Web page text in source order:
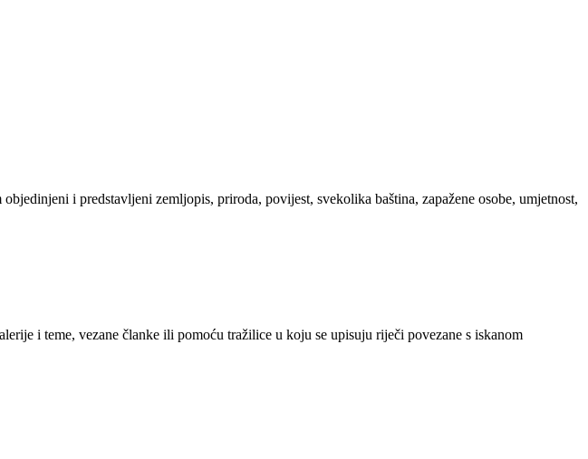
i predstavljeni zemljopis, priroda, povijest, svekolika baština, zapažene osobe, umjetnost,
i teme, vezane članke ili pomoću tražilice u koju se upisuju riječi povezane s iskanom